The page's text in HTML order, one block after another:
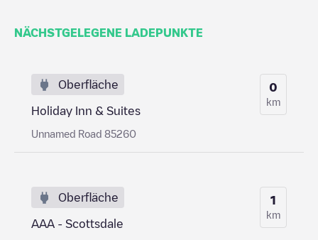
NÄCHSTGELEGENE LADEPUNKTE
Oberfläche
Holiday Inn & Suites
Unnamed Road 85260
0
km
Oberfläche
AAA - Scottsdale
1
km